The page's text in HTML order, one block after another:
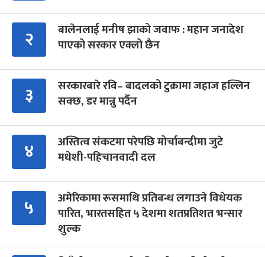
२
बालेनलाई मनीष झाको जवाफ : महान जनादेश
पाएको सरकार एक्लो छैन
३
सरकारबारे रवि– बादलको टुक्रामा जहाज हल्लिन
सक्छ, डर मान्नु पर्दैन
४
अस्तित्व संकटमा परेपछि मोर्चाबन्दीमा जुटे
मधेशी-पहिचानवादी दल
५
अमेरिकामा रूसमाथि प्रतिबन्ध लगाउने विधेयक
पारित, भारतसहित ५ देशमा शतप्रतिशत भन्सार
शुल्क